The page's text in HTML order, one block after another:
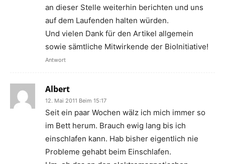
an dieser Stelle weiterhin berichten und uns
auf dem Laufenden halten würden.
Und vielen Dank für den Artikel allgemein
sowie sämtliche Mitwirkende der BioInitiative!
Antwort
Albert
12. Mai 2011 Beim 15:17
Seit ein paar Wochen wälz ich mich immer so
im Bett herum. Brauch ewig lang bis ich
einschlafen kann. Hab bisher eigentlich nie
Probleme gehabt beim Einschlafen.